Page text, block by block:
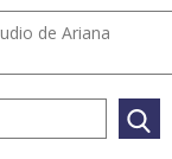
de Ariana